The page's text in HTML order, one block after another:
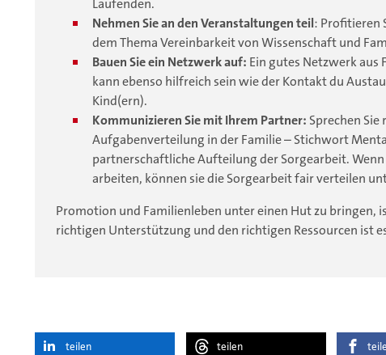
Laufenden.
Nehmen Sie an den Veranstaltungen teil: Profitieren
dem Thema Vereinbarkeit von Wissenschaft und
Bauen Sie ein Netzwerk auf: Ein gutes Netzwerk
kann ebenso hilfreich sein wie der Kontakt du
Kind(ern).
Kommunizieren Sie mit Ihrem Partner: Sprechen
Aufgabenverteilung in der Familie – Stichwort
partnerschaftliche Aufteilung der Sorgearbeit.
arbeiten, können sie die Sorgearbeit fair verteilen
Promotion und Familienleben unter einen Hut zu bringen,
richtigen Unterstützung und den richtigen Ressourcen ist
teilen teilen